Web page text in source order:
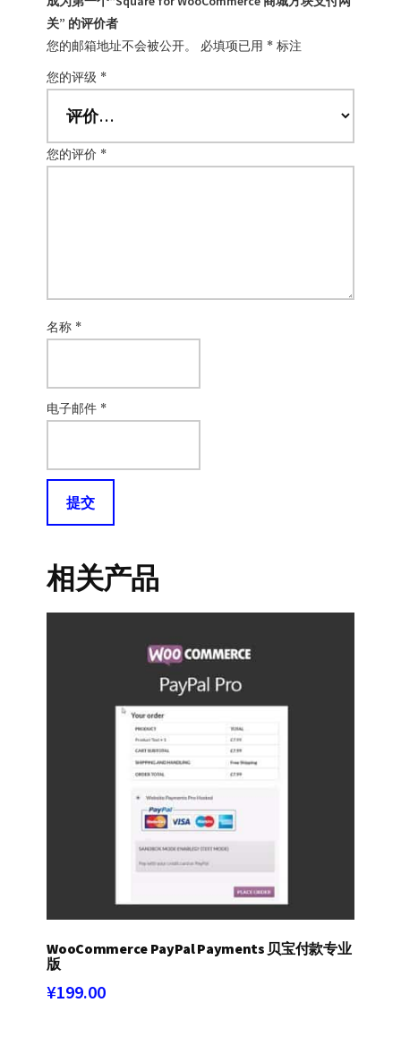
关” 的评价者
您的邮箱地址不会被公开。
必填项已用 * 标注
您的评级 *
您的评价 *
名称 *
电子邮件 *
相关产品
WooCommerce PayPal Payments 贝宝付款专业
版
¥199.00